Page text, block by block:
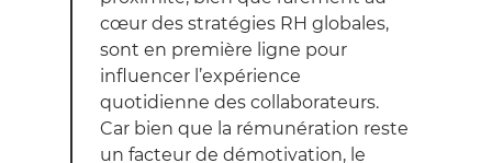
cœur des stratégies RH globales,
sont en première ligne pour
influencer l’expérience
quotidienne des collaborateurs.
Car bien que la rémunération reste
un facteur de démotivation, le